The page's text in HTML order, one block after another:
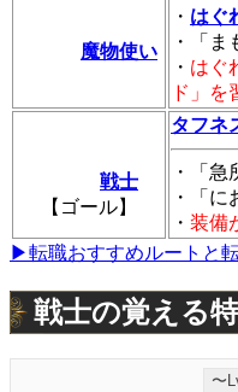
魔物使い
・ はぐ
・「
・ はぐ
ド」を
戦士
【ゴール】
タフネ
・「
・「
・ 装備
▶転職おすすめルートと
戦士の覚える
〜